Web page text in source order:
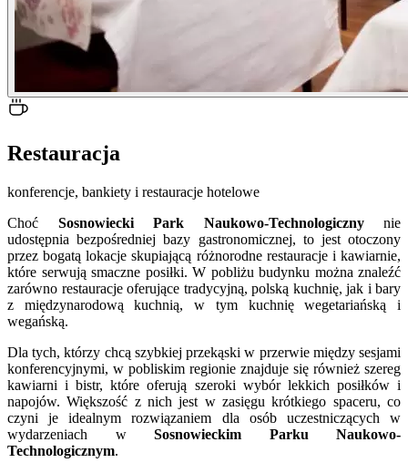
Restauracja
konferencje, bankiety i restauracje hotelowe
Choć Sosnowiecki Park Naukowo-Technologicznynie
udostępnia bezpośredniej bazy gastronomicznej, to jest otoczony
przez bogatą lokacje skupiającą różnorodne restauracje i kawiarnie,
które serwują smaczne posiłki. W pobliżu budynku można znaleźć
zarówno restauracje oferujące tradycyjną, polską kuchnię, jak i bary
z międzynarodową kuchnią, w tym kuchnię wegetariańską i
wegańską.
Dla tych, którzy chcą szybkiej przekąski w przerwie między sesjami
konferencyjnymi, w pobliskim regionie znajduje się również szereg
kawiarni i bistr, które oferują szeroki wybór lekkich posiłków i
napojów. Większość z nich jest w zasięgu krótkiego spaceru, co
czyni je idealnym rozwiązaniem dla osób uczestniczących w
wydarzeniach w Sosnowieckim Parku Naukowo-
Technologicznym.